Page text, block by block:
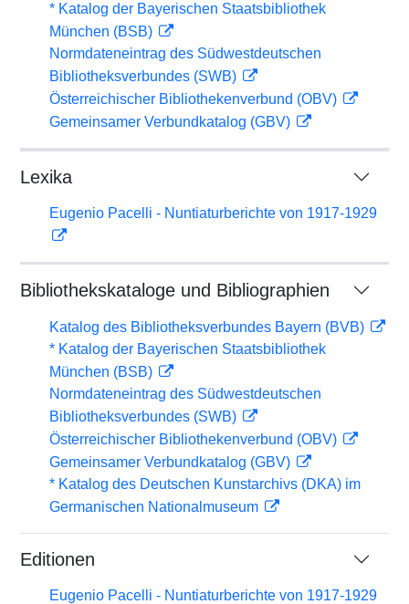
* Katalog der Bayerischen Staatsbibliothek
München (BSB)
Normdateneintrag des Südwestdeutschen
Bibliotheksverbundes (SWB)
Österreichischer Bibliothekenverbund (OBV)
Gemeinsamer Verbundkatalog (GBV)
Lexika
Eugenio Pacelli - Nuntiaturberichte von 1917-1929
Bibliothekskataloge und Bibliographien
Katalog des Bibliotheksverbundes Bayern (BVB)
* Katalog der Bayerischen Staatsbibliothek
München (BSB)
Normdateneintrag des Südwestdeutschen
Bibliotheksverbundes (SWB)
Österreichischer Bibliothekenverbund (OBV)
Gemeinsamer Verbundkatalog (GBV)
* Katalog des Deutschen Kunstarchivs (DKA) im
Germanischen Nationalmuseum
Editionen
Eugenio Pacelli - Nuntiaturberichte von 1917-1929